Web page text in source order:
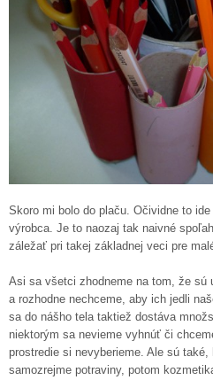
Skoro mi bolo do plaču. Očividne to
výrobca. Je to naozaj tak naivné
záležať pri takej základnej veci pre
Asi sa všetci zhodneme na tom, že sú
a rozhodne nechceme, aby ich jedli
sa do nášho tela taktiež dostáva
niektorým sa nevieme vyhnúť či
prostredie si nevyberieme. Ale sú
samozrejme potraviny, potom